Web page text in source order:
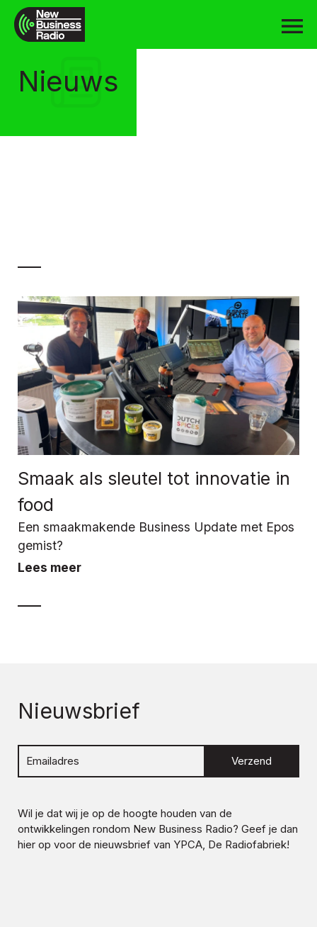
Nieuws
Smaak als sleutel tot innovatie in
food
Een smaakmakende Business Update met Epos
gemist?
Lees meer
Nieuwsbrief
Verzend
Wil je dat wij je op de hoogte houden van de
ontwikkelingen rondom New Business Radio? Geef je dan
hier op voor de nieuwsbrief van YPCA, De Radiofabriek!